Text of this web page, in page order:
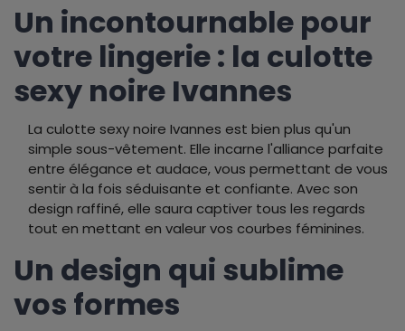
Un incontournable pour
votre lingerie : la culotte
sexy noire Ivannes
La culotte sexy noire Ivannes est bien plus qu'un
simple sous-vêtement. Elle incarne l'alliance parfaite
entre élégance et audace, vous permettant de vous
sentir à la fois séduisante et confiante. Avec son
design raffiné, elle saura captiver tous les regards
tout en mettant en valeur vos courbes féminines.
Un design qui sublime
vos formes